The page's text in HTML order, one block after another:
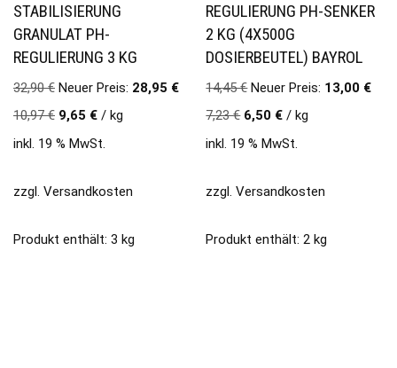
STABILISIERUNG
GRANULAT PH-
REGULIERUNG 3 KG
32,90€ Neuer Preis: 28,95 €
10,97€ 9,65 € / kg
inkl. 19 % MwSt.
zzgl. Versandkosten
Produkt enthält: 3 kg
REGULIERUNG PH-SENKER
2 KG (4X500G
DOSIERBEUTEL) BAYROL
14,45€ Neuer Preis: 13,00 €
7,23€ 6,50 € / kg
inkl. 19 % MwSt.
zzgl.Versandkosten
Produkt enthält: 2kg